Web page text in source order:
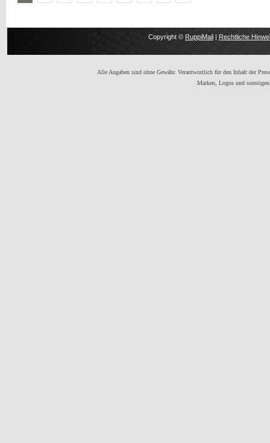
Copyright ©RuppiMail|Rechtliche
Alle Angaben sind ohne Gewähr. Verantwortlich für den Inhalt der
Marken, Logos und